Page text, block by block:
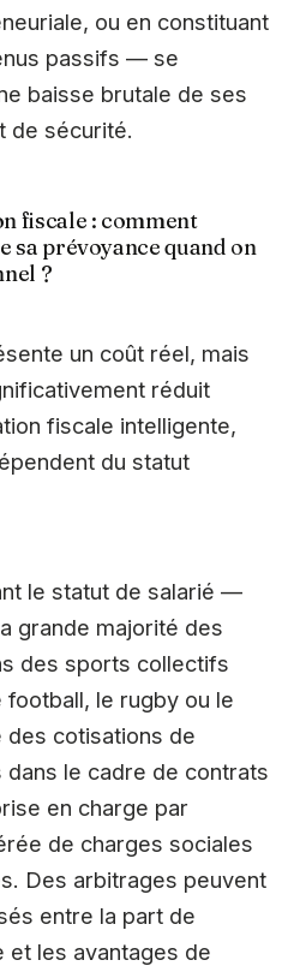
ou en constituant
passifs — se
baisse brutale de ses
de sécurité.
fiscale : comment
sa prévoyance quand on
?
un coût réel, mais
réduit
fiscale intelligente,
du statut
le statut de salarié —
grande majorité des
des sports collectifs
le rugby ou le
cotisations de
le cadre de contrats
en charge par
de charges sociales
Des arbitrages peuvent
entre la part de
et les avantages de